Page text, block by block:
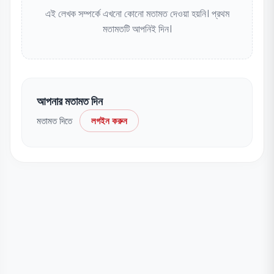
এই লেখক সম্পর্কে এখনো কোনো মতামত দেওয়া হয়নি। প্রথম
মতামতটি আপনিই দিন।
আপনার মতামত দিন
মতামত দিতে লগইন করুন